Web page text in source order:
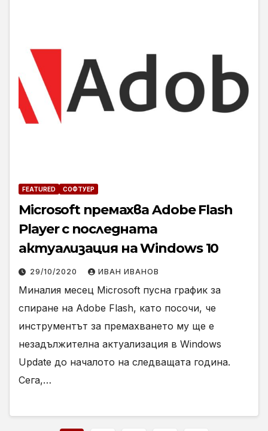
FEATURED СОФТУЕР
Microsoft премахва Adobe Flash
Player с последната
актуализация на Windows 10
29/10/2020 ИВАН ИВАНОВ
Миналия месец Microsoft пусна график за
спиране на Adobe Flash, като посочи, че
инструментът за премахването му ще е
незадължителна актуализация в Windows
Update до началото на следващата година.
Сега,…